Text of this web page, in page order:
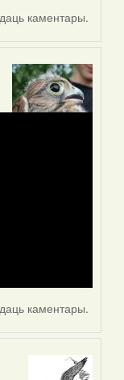
каментары.
каментары.